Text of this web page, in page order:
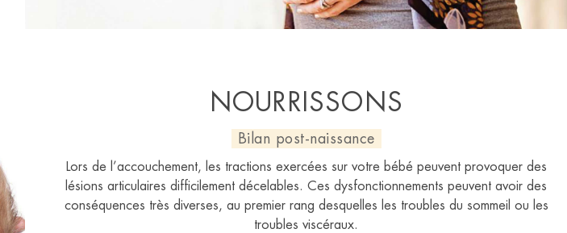
NOURRISSONS
Bilan post-naissance
Lors de l’accouchement, les tractions exercées sur votre bébé peuvent provoquer des
lésions articulaires difficilement décelables. Ces dysfonctionnements peuvent avoir des
conséquences très diverses, au premier rang desquelles les troubles du sommeil ou les
troubles viscéraux.